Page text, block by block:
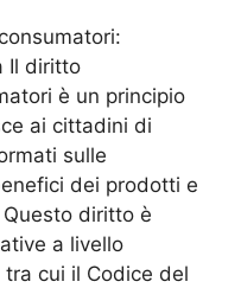
Il diritto
è un principio
ai cittadini di
sulle
dei prodotti e
diritto è
a livello
cui il Codice del